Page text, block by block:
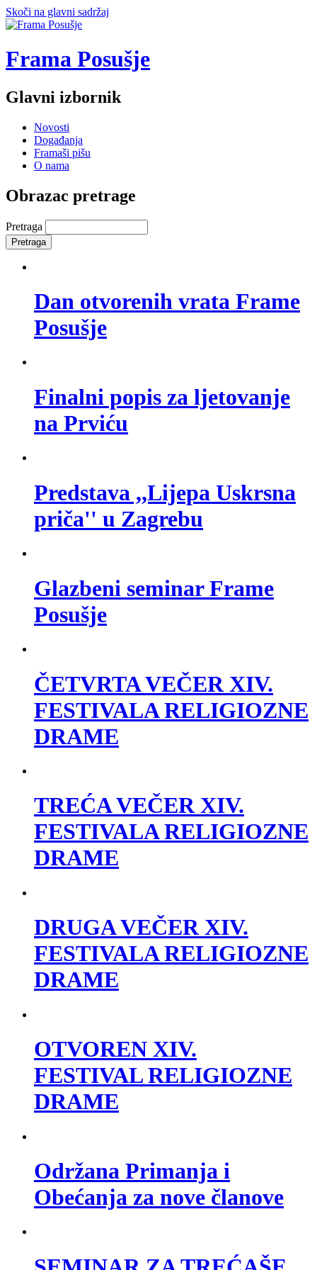
Skoči na glavni sadržaj
Frama Posušje
Glavni izbornik
Novosti
Događanja
Framaši pišu
O nama
Obrazac pretrage
Pretraga
Dan otvorenih vrata Frame
Posušje
Finalni popis za ljetovanje
na Prviću
Predstava ,,Lijepa Uskrsna
priča'' u Zagrebu
Glazbeni seminar Frame
Posušje
ČETVRTA VEČER XIV.
FESTIVALA RELIGIOZNE
DRAME
TREĆA VEČER XIV.
FESTIVALA RELIGIOZNE
DRAME
​​​​DRUGA VEČER XIV.
FESTIVALA RELIGIOZNE
DRAME
OTVOREN XIV.
FESTIVAL RELIGIOZNE
DRAME
Održana Primanja i
Obećanja za nove članove